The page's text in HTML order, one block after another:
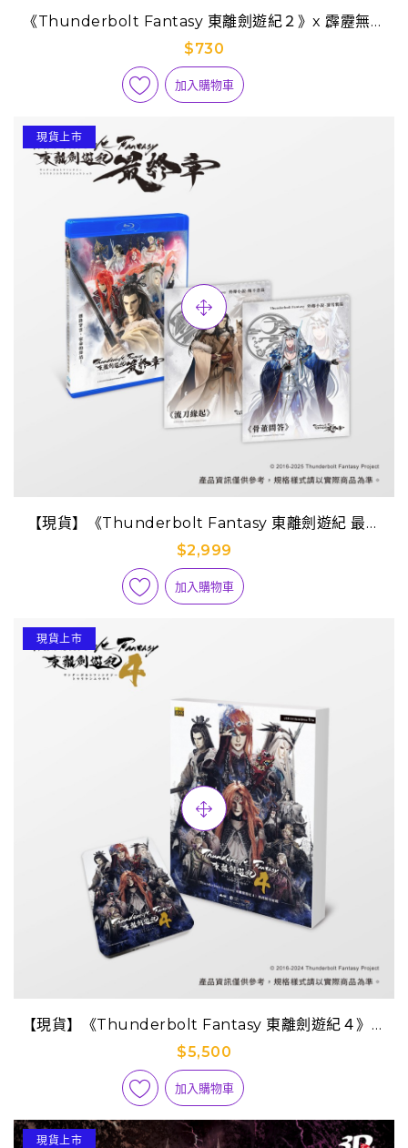
《Thunderbolt Fantasy 東離劍遊紀２》x 霹靂無雙
3D激戰天下-無雙035【殤不患】
$730
加入購物車
現貨上市
【現貨】《Thunderbolt Fantasy 東離劍遊紀 最終
章》BD+DVD雙碟典藏版 (附中譯版外傳小說)
$2,999
加入購物車
現貨上市
【現貨】《Thunderbolt Fantasy 東離劍遊紀４》劇
集典藏隨身硬碟
$5,500
加入購物車
現貨上市